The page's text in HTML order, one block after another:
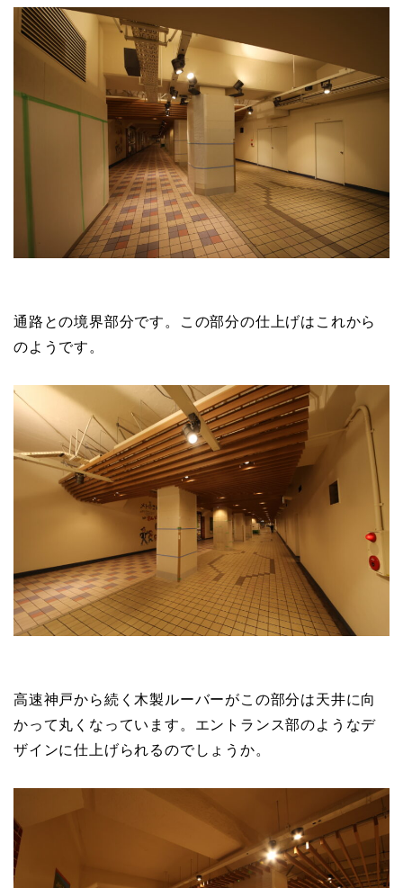
通路との境界部分です。この部分の仕上げはこれから
のようです。
高速神戸から続く木製ルーバーがこの部分は天井に向
かって丸くなっています。エントランス部のようなデ
ザインに仕上げられるのでしょうか。